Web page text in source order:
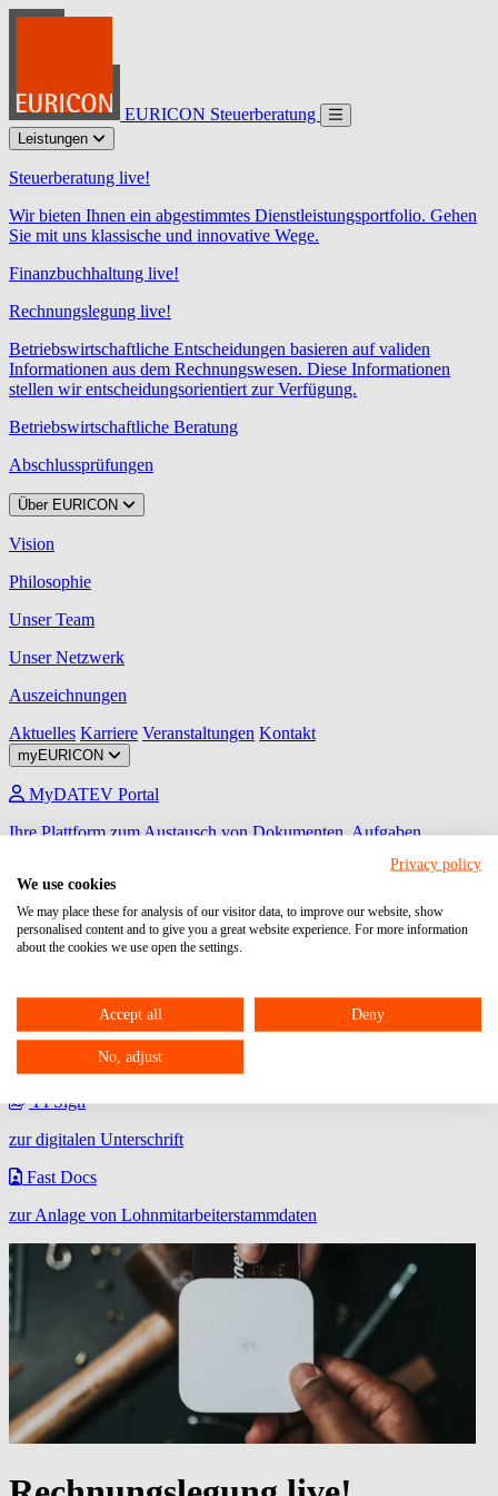
EURICON Steuerberatung
Leistungen
Steuerberatung live!
Wir bieten Ihnen ein abgestimmtes Dienstleistungsportfolio. Gehen
Sie mit uns klassische und innovative Wege.
Finanzbuchhaltung live!
Rechnungslegung live!
Betriebswirtschaftliche Entscheidungen basieren auf validen
Informationen aus dem Rechnungswesen. Diese Informationen
stellen wir entscheidungsorientiert zur Verfügung.
Betriebswirtschaftliche Beratung
Abschlussprüfungen
Über EURICON
Vision
Philosophie
Unser Team
Unser Netzwerk
Auszeichnungen
Aktuelles Karriere Veranstaltungen Kontakt
myEURICON
MyDATEV Portal
Ihre Plattform zum Austausch von Dokumenten, Aufgaben,
Unternehmen Online
Ihr Programm für den Beleg-, Daten- und Dokumentenaustausch
zwischen Unternehmen und steuerlichem Berater.
Über DATEV Meine Steuern können steuerrelevante Belege
zwischen dem Privatmandant und dem steuerlichem Berater
ausgetauscht werden.
FPSign
zur digitalen Unterschrift
Fast Docs
zur Anlage von Lohnmitarbeiterstammdaten
Privacy policy
We use cookies
We may place these for analysis of our visitor data, to improve our website, show
personalised content and to give you a great website experience. For more information
about the cookies we use open the settings.
Accept all Deny
No, adjust